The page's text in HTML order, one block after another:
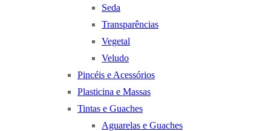
Seda
Transparências
Vegetal
Veludo
Pincéis e Acessórios
Plasticina e Massas
Tintas e Guaches
Aguarelas e Guaches